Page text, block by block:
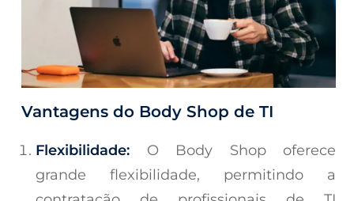
Vantagens do Body Shop de TI
Flexibilidade: O Body Shop oferece
grande flexibilidade, permitindo a